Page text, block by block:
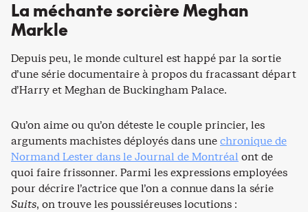
La méchante sorcière Meghan
Markle
Depuis peu, le monde culturel est happé par la sortie
d’une série documentaire à propos du fracassant départ
d’Harry et Meghan de Buckingham Palace.
Qu’on aime ou qu’on déteste le couple princier, les
arguments machistes déployés dans unechronique de
Normand Lester dans le Journal de Montréal ont de
quoi faire frissonner. Parmi les expressions employées
pour décrire l’actrice que l’on a connue dans la série
Suits, on trouve les poussiéreuses locutions :